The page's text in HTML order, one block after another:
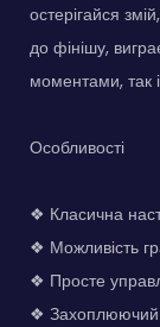
остерігайся
до фінішу,
моментами, так
Особливості
❖ Класична
❖ Можливість
❖ Просте
❖ Захоплюючий